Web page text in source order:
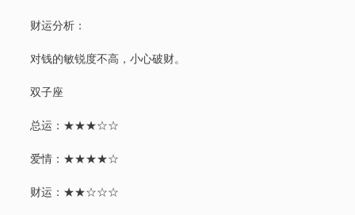
财运分析：
对钱的敏锐度不高，小心破财。
双子座
总运：★★★☆☆
爱情：★★★★☆
财运：★★☆☆☆